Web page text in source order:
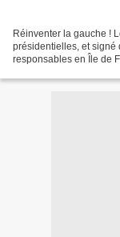
Réinventer la gauche !
présidentielles, et
responsables en Île de